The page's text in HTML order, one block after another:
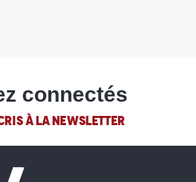
connectés
À LA NEWSLETTER